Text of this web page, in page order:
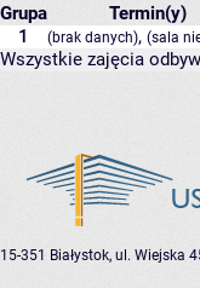
Grupa
Termin(y)
1
(brak danych), (sala
Wszystkie zajęcia
15-351 Białystok, ul. Wiejska